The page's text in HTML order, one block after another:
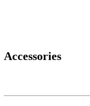
Accessories